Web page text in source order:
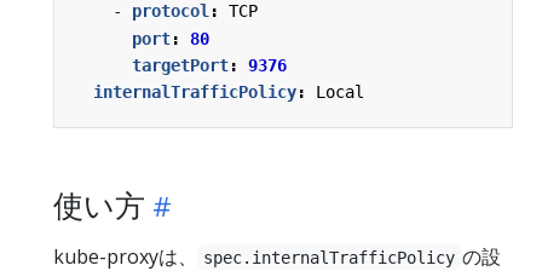
- protocol :
TCP
port:
80
targetPort:
9376
internalTrafficPolicy: Local
使い方
kube-proxyは、 spec.internalTrafficPolicy の設